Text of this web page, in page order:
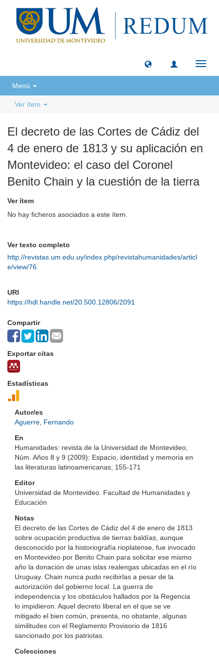
Menú
Ver ítem
El decreto de las Cortes de Cádiz del
4 de enero de 1813 y su aplicación en
Montevideo: el caso del Coronel
Benito Chain y la cuestión de la tierra
Ver ítem
No hay ficheros asociados a este ítem.
Ver texto completo
http://revistas.um.edu.uy/index.php/revistahumanidades/articl
e/view/76
URI
https://hdl.handle.net/20.500.12806/2091
Compartir
Exportar citas
Estadísticas
Autor/es
Aguerre, Fernando
En
Humanidades: revista de la Universidad de Montevideo;
Núm. Años 8 y 9 (2009): Espacio, identidad y memoria en
las literaturas latinoamericanas; 155-171
Editor
Universidad de Montevideo. Facultad de Humanidades y
Educación
Notas
El decreto de las Cortes de Cádiz del 4 de enero de 1813
sobre ocupación productiva de tierras baldías, aunque
desconocido por la historiografía rioplatense, fue invocado
en Montevideo por Benito Chain para solicitar ese mismo
año la donación de unas islas realengas ubicadas en el río
Uruguay. Chain nunca pudo recibirlas a pesar de la
autorización del gobierno local. La guerra de
independencia y los obstáculos hallados por la Regencia
lo impidieron. Aquel decreto liberal en el que se ve
mitigado el bien común, presenta, no obstante, algunas
similitudes con el Reglamento Provisorio de 1816
sancionado por los patriotas.
Colecciones